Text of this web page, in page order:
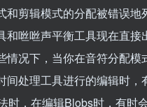
剪辑模式的分配被错误地
和咝咝声平衡工具现在直接
况下，当你在音符分配模
间处理工具进行的编辑时，
时，在编辑Blobs时，有时